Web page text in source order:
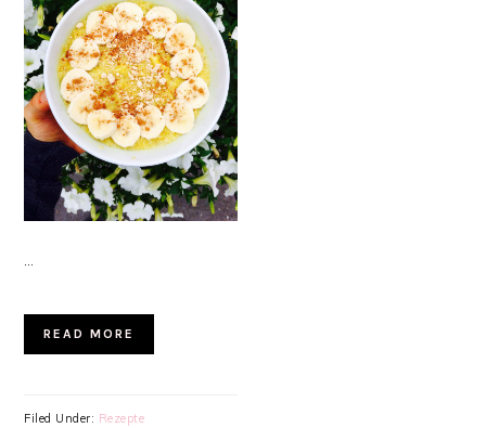
…
READ MORE
Filed Under: Rezepte